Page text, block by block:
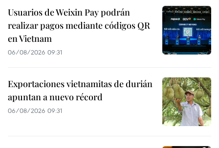
Usuarios de Weixin Pay podrán
realizar pagos mediante códigos QR
en Vietnam
06/08/2026 09:31
Exportaciones vietnamitas de durián
apuntan a nuevo récord
06/08/2026 09:31